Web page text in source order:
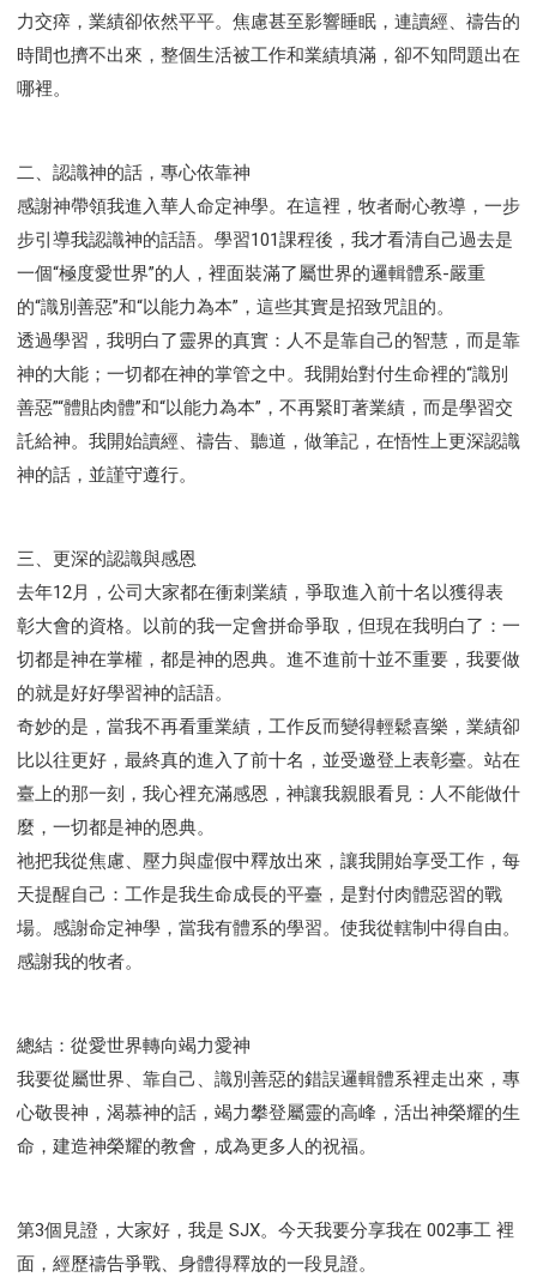
力交瘁，業績卻依然平平。焦慮甚至影響睡眠，連讀經、禱告的
時間也擠不出來，整個生活被工作和業績填滿，卻不知問題出在
哪裡。
二、認識神的話，專心依靠神
感謝神帶領我進入華人命定神學。在這裡，牧者耐心教導，一步
步引導我認識神的話語。學習101課程後，我才看清自己過去是
一個“極度愛世界”的人，裡面裝滿了屬世界的邏輯體系-嚴重
的“識別善惡”和“以能力為本”，這些其實是招致咒詛的。
透過學習，我明白了靈界的真實：人不是靠自己的智慧，而是靠
神的大能；一切都在神的掌管之中。我開始對付生命裡的“識別
善惡”“體貼肉體”和“以能力為本”，不再緊盯著業績，而是學習交
託給神。我開始讀經、禱告、聽道，做筆記，在悟性上更深認識
神的話，並謹守遵行。
三、更深的認識與感恩
去年12月，公司大家都在衝刺業績，爭取進入前十名以獲得表
彰大會的資格。以前的我一定會拼命爭取，但現在我明白了：一
切都是神在掌權，都是神的恩典。進不進前十並不重要，我要做
的就是好好學習神的話語。
奇妙的是，當我不再看重業績，工作反而變得輕鬆喜樂，業績卻
比以往更好，最終真的進入了前十名，並受邀登上表彰臺。站在
臺上的那一刻，我心裡充滿感恩，神讓我親眼看見：人不能做什
麼，一切都是神的恩典。
祂把我從焦慮、壓力與虛假中釋放出來，讓我開始享受工作，每
天提醒自己：工作是我生命成長的平臺，是對付肉體惡習的戰
場。感謝命定神學，當我有體系的學習。使我從轄制中得自由。
感謝我的牧者。
總結：從愛世界轉向竭力愛神
我要從屬世界、靠自己、識別善惡的錯誤邏輯體系裡走出來，專
心敬畏神，渴慕神的話，竭力攀登屬靈的高峰，活出神榮耀的生
命，建造神榮耀的教會，成為更多人的祝福。
第3個見證，大家好，我是 SJX。今天我要分享我在 002事工 裡
面，經歷禱告爭戰、身體得釋放的一段見證。